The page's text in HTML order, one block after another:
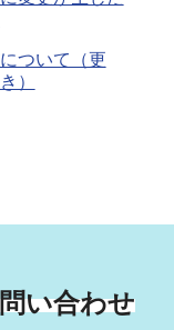
ついて（更
）
い合わせ